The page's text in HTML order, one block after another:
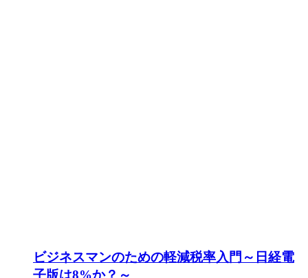
ビジネスマンのための軽減税率入門～日経電
子版は8%か？～